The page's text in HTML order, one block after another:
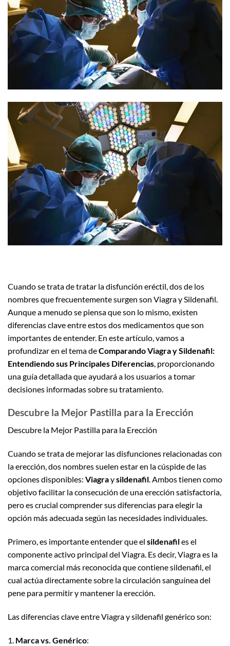
Cuando se trata de tratar la disfunción eréctil, dos de los
nombres que frecuentemente surgen son Viagra y Sildenafil.
Aunque a menudo se piensa que son lo mismo, existen
diferencias clave entre estos dos medicamentos que son
importantes de entender. En este artículo, vamos a
profundizar en el tema deComparando Viagra y Sildenafil:
Entendiendo sus Principales Diferencias, proporcionando
una guía detallada que ayudará a los usuarios a tomar
decisiones informadas sobre su tratamiento.
Descubre la Mejor Pastilla para la Erección
Descubre la Mejor Pastilla para la Erección
Cuando se trata de mejorar las disfunciones relacionadas con
la erección, dos nombres suelen estar en la cúspide de las
opciones disponibles: Viagraysildenafil. Ambos tienen como
objetivo facilitar la consecución de una erección satisfactoria,
pero es crucial comprender sus diferencias para elegir la
opción más adecuada según las necesidades individuales.
Primero, es importante entender que el sildenafiles el
componente activo principal del Viagra. Es decir, Viagra es la
marca comercial más reconocida que contiene sildenafil, el
cual actúa directamente sobre la circulación sanguínea del
pene para permitir y mantener la erección.
Las diferencias clave entre Viagra y sildenafil genérico son:
1. Marca vs. Genérico: